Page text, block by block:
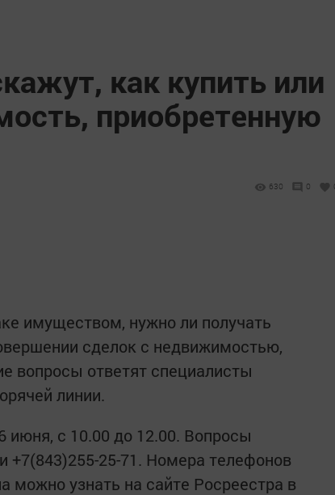
как купить или
приобретенную
630 0
имуществом, нужно ли получать
сделок с недвижимостью,
вопросы ответят специалисты
линии.
июня, с 10.00 до 12.00. Вопросы
+7(843)255-25-71. Номера телефонов
можно узнать на сайте Росреестра в